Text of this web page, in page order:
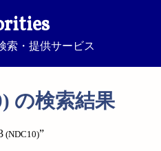
索・提供サービス
の検索結果
(NDC10)”